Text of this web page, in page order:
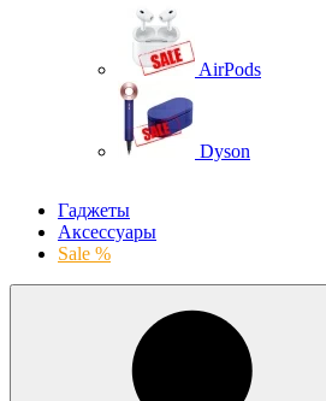
AirPods
Dyson
Гаджеты
Аксессуары
Sale %